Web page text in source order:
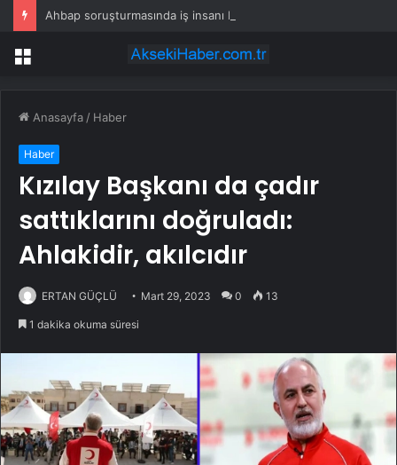
Menü
Anasayfa / Haber
Haber
Kızılay Başkanı da çadır
sattıklarını doğruladı:
Ahlakidir, akılcıdır
ERTAN GÜÇLÜ Mart 29, 2023 0 13
1 dakika okuma süresi